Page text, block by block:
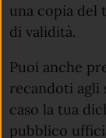
una copia del
di validità.
Puoi anche
recandoti agli
caso la tua
pubblico